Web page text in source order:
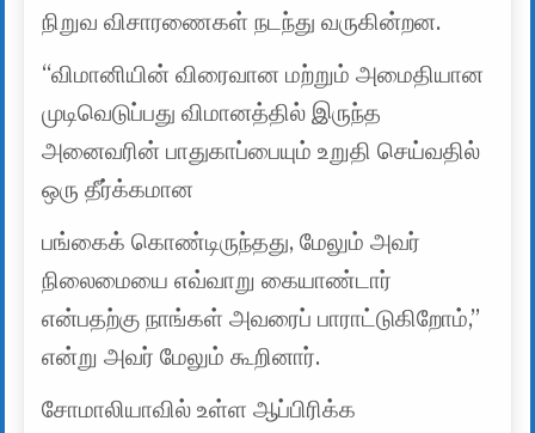
நிறுவ விசாரணைகள் நடந்து வருகின்றன.
“விமானியின் விரைவான மற்றும் அமைதியான
முடிவெடுப்பது விமானத்தில் இருந்த
அனைவரின் பாதுகாப்பையும் உறுதி செய்வதில்
ஒரு தீர்க்கமான
பங்கைக் கொண்டிருந்தது, மேலும் அவர்
நிலைமையை எவ்வாறு கையாண்டார்
என்பதற்கு நாங்கள் அவரைப் பாராட்டுகிறோம்,”
என்று அவர் மேலும் கூறினார்.
சோமாலியாவில் உள்ள ஆப்பிரிக்க